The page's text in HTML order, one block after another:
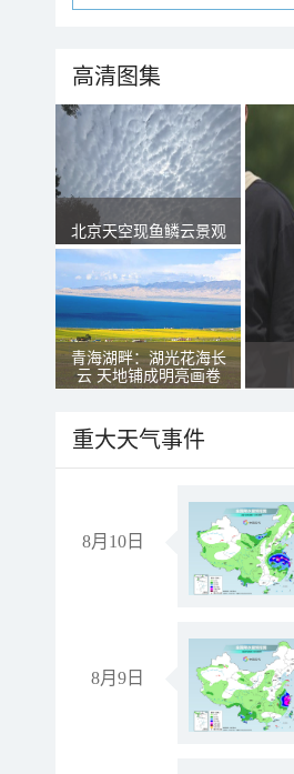
高清图集
北京天空现鱼鳞云景观
青海湖畔：湖光花海长
云 天地铺成明亮画卷
重大天气事件
8月10日
8月9日